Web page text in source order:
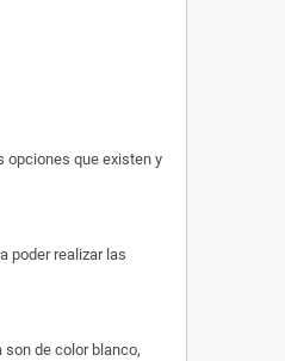
opciones que existen y
poder realizar las
de color blanco,